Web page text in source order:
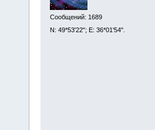
Сообщений: 1689
N: 49*53'22"; E: 36*01'54".